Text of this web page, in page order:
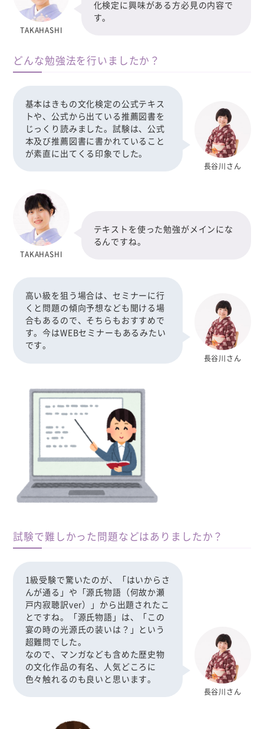
TAKAHASHI
化検定に興味がある方必見の内容で
す。
どんな勉強法を行いましたか？
長谷川さん
基本はきもの文化検定の公式テキス
トや、公式から出ている推薦図書を
じっくり読みました。試験は、公式
本及び推薦図書に書かれていること
が素直に出てくる印象でした。
TAKAHASHI
テキストを使った勉強がメインにな
るんですね。
長谷川さん
高い級を狙う場合は、セミナーに行
くと問題の傾向予想なども聞ける場
合もあるので、そちらもおすすめで
す。今はWEBセミナーもあるみたい
です。
試験で難しかった問題などはありましたか？
長谷川さん
1級受験で驚いたのが、「はいからさ
んが通る」や「源氏物語（何故か瀬
戸内寂聴訳ver）」から出題されたこ
とですね。「源氏物語」は、「この
宴の時の光源氏の装いは？」という
超難問でした。
なので、マンガなども含めた歴史物
の文化作品の有名、人気どころに
色々触れるのも良いと思います。